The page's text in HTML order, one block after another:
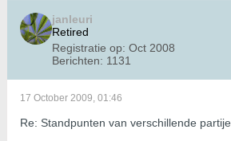
janleuri
Retired
Registratie op: Oct 2008
Berichten: 1131
17 October 2009, 01:46
Re: Standpunten van verschillende